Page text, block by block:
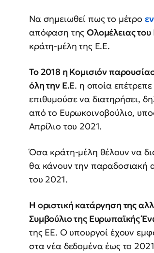
Να σημειωθεί πως το μέτρο
απόφαση τηςΟλομέλειας
κράτη-μέλη της Ε.Ε.
Το 2018 η Κομισιόν
όλη την Ε.Ε. η οποία
επιθυμούσε να διατηρήσει,
από το Ευρωκοινοβούλιο,
Απρίλιο του 2021.
Όσα κράτη-μέλη θέλουν να
θα κάνουν την παραδοσιακή
του 2021.
Η οριστική κατάργηση της
Συμβούλιο της Ευρωπαϊκής
της ΕΕ. Ο υπουργοί έχουν
στα νέα δεδομένα έως το